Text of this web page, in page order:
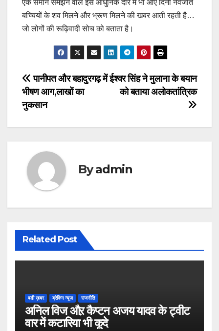
एक समान समझने वाले इस आधुनिक दौर में भी आए दिनों नवजात
बच्चियों के शव मिलने और भ्रूण मिलने की खबर आती रहती है…
जो लोगों की रूढ़िवादी सोच को बताता है।
Post
navigation
ईश्वर सिंह ने मुलाना के बयान
को बताया अलोकतांत्रिक
पानीपत और बहादुरगढ़ में
भीषण आग,लाखों का
नुकसान
Byadmin
Related Post
बडी ख़बर ब्रेकिंग न्यूज़ राजनीति
अनिल विज औऱ कैप्टन अजय यादव के ट्वीट
वार में कटारिया भी कूदे